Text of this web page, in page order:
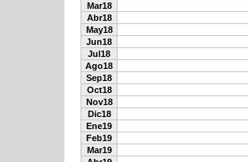
Mar18
Abr18
May18
Jun18
Jul18
Ago18
Sep18
Oct18
Nov18
Dic18
Ene19
Feb19
Mar19